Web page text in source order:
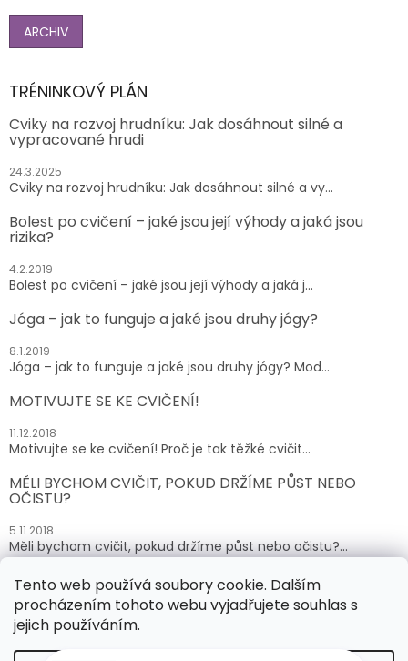
Tento web používá soubory cookie. Dalším
procházením tohoto webu vyjadřujete souhlas s
jejich používáním.
ARCHIV
TRÉNINKOVÝ PLÁN
Cviky na rozvoj hrudníku: Jak dosáhnout silné a
vypracované hrudi
24.3.2025
Cviky na rozvoj hrudníku: Jak dosáhnout silné a vy...
Bolest po cvičení – jaké jsou její výhody a jaká jsou
rizika?
4.2.2019
Bolest po cvičení – jaké jsou její výhody a jaká j...
Jóga – jak to funguje a jaké jsou druhy jógy?
8.1.2019
Jóga – jak to funguje a jaké jsou druhy jógy? Mod...
MOTIVUJTE SE KE CVIČENÍ!
11.12.2018
Motivujte se ke cvičení! Proč je tak těžké cvičit...
MĚLI BYCHOM CVIČIT, POKUD DRŽÍME PŮST NEBO
OČISTU?
5.11.2018
Měli bychom cvičit, pokud držíme půst nebo očistu?...
ARCHIV